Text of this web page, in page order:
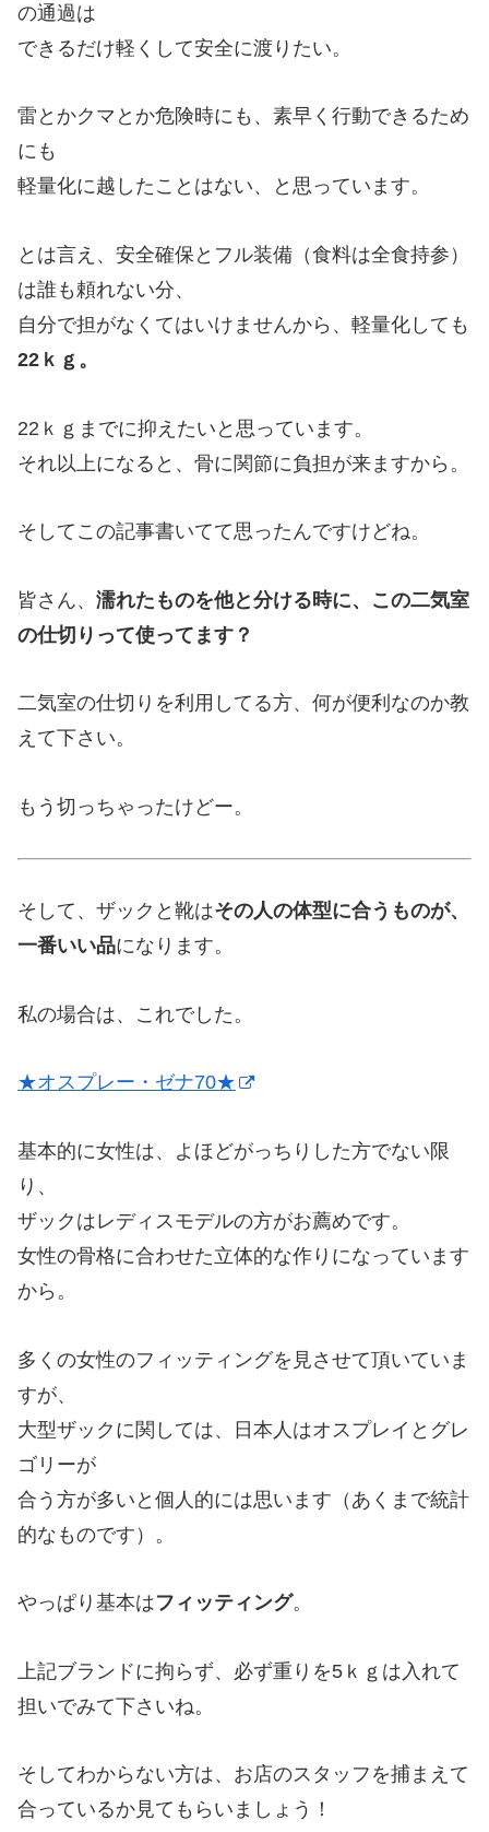
の通過は
できるだけ軽くして安全に渡りたい。
雷とかクマとか危険時にも、素早く行動できるため
にも
軽量化に越したことはない、と思っています。
とは言え、安全確保とフル装備（食料は全食持参）
は誰も頼れない分、
自分で担がなくてはいけませんから、軽量化しても
22ｋｇ。
22ｋｇまでに抑えたいと思っています。
それ以上になると、骨に関節に負担が来ますから。
そしてこの記事書いてて思ったんですけどね。
皆さん、 濡れたものを他と分ける時に、この二気室
の仕切りって使ってます？
二気室の仕切りを利用してる方、何が便利なのか教
えて下さい。
もう切っちゃったけどー。
そして、ザックと靴はその人の体型に合うものが、
一番いい品になります。
私の場合は、これでした。
★オスプレー・ゼナ70★
基本的に女性は、よほどがっちりした方でない限
り、
ザックはレディスモデルの方がお薦めです。
女性の骨格に合わせた立体的な作りになっています
から。
多くの女性のフィッティングを見させて頂いていま
すが、
大型ザックに関しては、日本人はオスプレイとグレ
ゴリーが
合う方が多いと個人的には思います（あくまで統計
的なものです）。
やっぱり基本はフィッティング。
上記ブランドに拘らず、必ず重りを5ｋｇは入れて
担いでみて下さいね。
そしてわからない方は、お店のスタッフを捕まえて
合っているか見てもらいましょう！